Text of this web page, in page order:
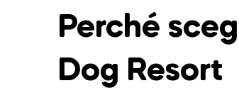
Perché
Dog Resort